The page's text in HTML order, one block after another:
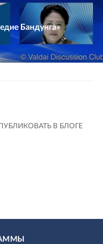
Бандунга»
В БЛОГЕ